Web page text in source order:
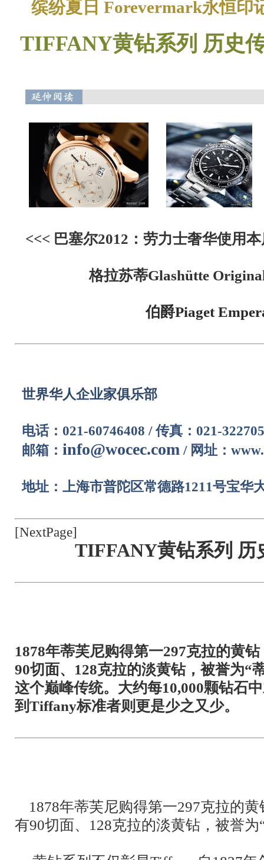
缤纷夏日 Forevermark永恒印
TIFFANY黄钻系列 历史
<<< 巴塞尔2012：劳力士奢华使用
格拉苏蒂Glashütte
伯爵Piaget
世界华人企业家俱乐部
电话：021-60746408 /传真：021-
邮箱： info@wocec.com / 网址：
地址：上海市普陀区常德路1211号宝华
[NextPage]
TIFFANY黄钻系列 历
1878年蒂芙尼购得第一297克拉的黄
90切面、128克拉的淡黄钻，被誉为“
这个巅峰传统。大约每10,000颗钻石
到Tiffany标准者则更是少之又少。
1878年蒂芙尼购得第一297克拉的
有90切面、128克拉的淡黄钻，被誉为